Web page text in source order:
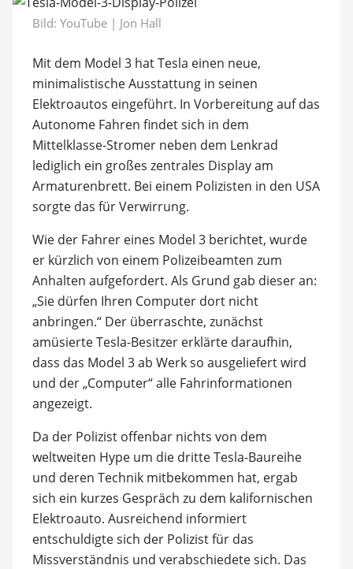
Bild: YouTube | Jon Hall
Mit dem Model 3 hat Tesla einen neue,
minimalistische Ausstattung in seinen
Elektroautos eingeführt. In Vorbereitung auf das
Autonome Fahren findet sich in dem
Mittelklasse-Stromer neben dem Lenkrad
lediglich ein großes zentrales Display am
Armaturenbrett. Bei einem Polizisten in den USA
sorgte das für Verwirrung.
Wie der Fahrer eines Model 3 berichtet, wurde
er kürzlich von einem Polizeibeamten zum
Anhalten aufgefordert. Als Grund gab dieser an:
„Sie dürfen Ihren Computer dort nicht
anbringen.“ Der überraschte, zunächst
amüsierte Tesla-Besitzer erklärte daraufhin,
dass das Model 3 ab Werk so ausgeliefert wird
und der „Computer“ alle Fahrinformationen
angezeigt.
Da der Polizist offenbar nichts von dem
weltweiten Hype um die dritte Tesla-Baureihe
und deren Technik mitbekommen hat, ergab
sich ein kurzes Gespräch zu dem kalifornischen
Elektroauto. Ausreichend informiert
entschuldigte sich der Polizist für das
Missverständnis und verabschiedete sich. Das